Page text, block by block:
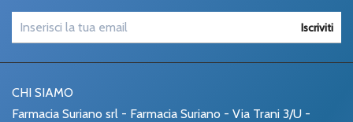
Iscriviti
CHI SIAMO
Farmacia Suriano srl - Farmacia Suriano - Via Trani 3/U -